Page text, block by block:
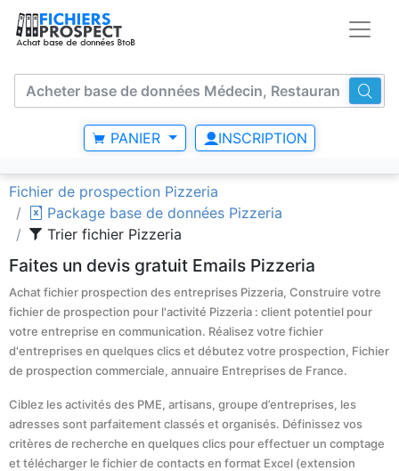
PANIER INSCRIPTION
Fichier de prospection Pizzeria
Package base de données Pizzeria
Trier fichier Pizzeria
Faites un devis gratuit Emails Pizzeria
Achat fichier prospection des entreprises Pizzeria, Construire votre
fichier de prospection pour l'activité Pizzeria : client potentiel pour
votre entreprise en communication. Réalisez votre fichier
d'entreprises en quelques clics et débutez votre prospection, Fichier
de prospection commerciale, annuaire Entreprises de France.
Ciblez les activités des PME, artisans, groupe d’entreprises, les
adresses sont parfaitement classés et organisés. Définissez vos
critères de recherche en quelques clics pour effectuer un comptage
et télécharger le fichier de contacts en format Excel (extension